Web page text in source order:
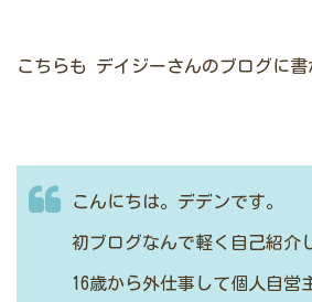
こちらも デイジーさんのブログに書
こんにちは。デデンです。
初ブログなんで軽く自己紹介
16歳から外仕事して個人自営